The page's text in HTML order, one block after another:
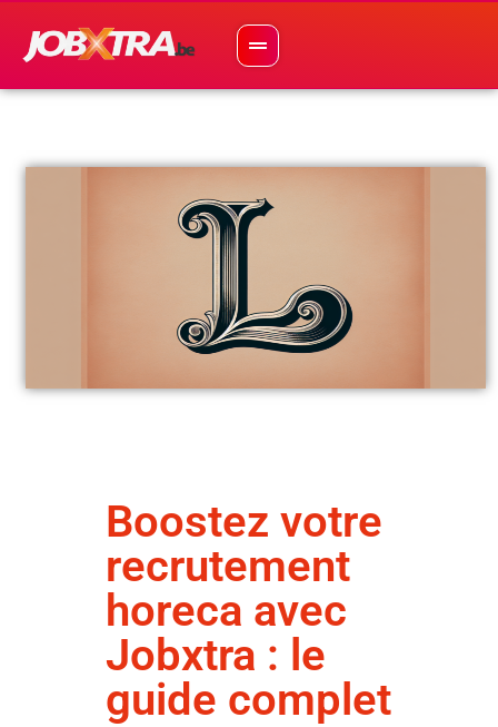
Boostez votre
recrutement
horeca avec
Jobxtra : le
guide complet